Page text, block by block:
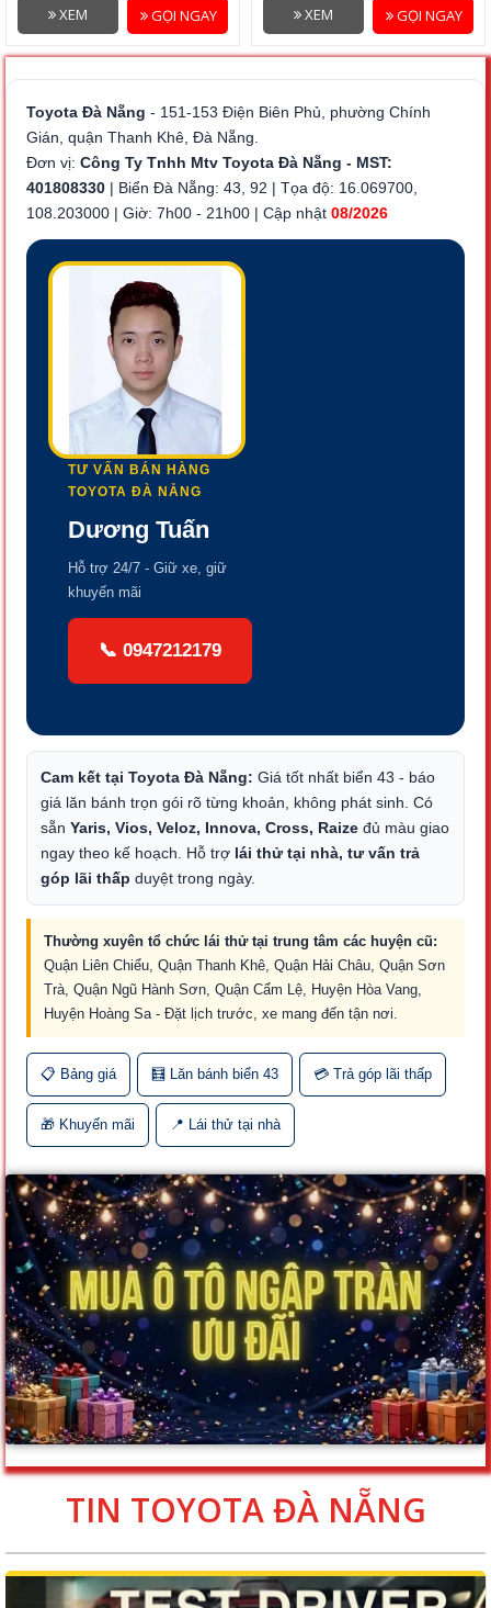
XEM GỌI NGAY XEM GỌI NGAY
Toyota Đà Nẵng - 151-153 Điện Biên Phủ, phường Chính
Gián, quận Thanh Khê, Đà Nẵng.
Đơn vị: Công Ty Tnhh Mtv Toyota Đà Nẵng - MST:
401808330 | Biển Đà Nẵng: 43, 92 | Tọa độ: 16.069700,
108.203000 | Giờ: 7h00 - 21h00 | Cập nhật 08/2026
TƯ VẤN BÁN HÀNG
TOYOTA ĐÀ NẴNG
Dương Tuấn
Hỗ trợ 24/7 - Giữ xe, giữ
khuyến mãi
📞 0947212179
Cam kết tại Toyota Đà Nẵng: Giá tốt nhất biển 43 - báo
giá lăn bánh trọn gói rõ từng khoản, không phát sinh. Có
sẵn Yaris, Vios, Veloz, Innova, Cross, Raize đủ màu giao
ngay theo kế hoạch. Hỗ trợ lái thử tại nhà, tư vấn trả
góp lãi thấp duyệt trong ngày.
Thường xuyên tổ chức lái thử tại trung tâm các huyện cũ:
Quận Liên Chiểu, Quận Thanh Khê, Quận Hải Châu, Quận Sơn
Trà, Quận Ngũ Hành Sơn, Quận Cẩm Lệ, Huyện Hòa Vang,
Huyện Hoàng Sa - Đặt lịch trước, xe mang đến tận nơi.
📋 Bảng giá 🧮 Lăn bánh biển 43 💳 Trả góp lãi thấp
🎁 Khuyến mãi 📍 Lái thử tại nhà
TIN TOYOTA ĐÀ NẴNG